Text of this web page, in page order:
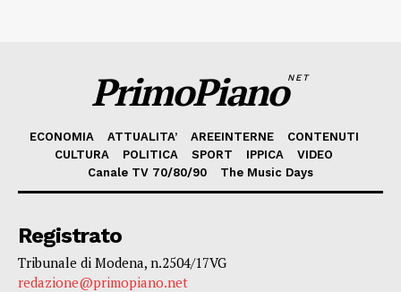
PrimoPianoNET
ECONOMIA ATTUALITA’ AREEINTERNE
CONTENUTI
CULTURA
POLITICA SPORT IPPICA
VIDEO
Canale TV 70/80/90
The Music Days
Registrato
Tribunale di Modena, n.2504/17VG
redazione@primopiano.net